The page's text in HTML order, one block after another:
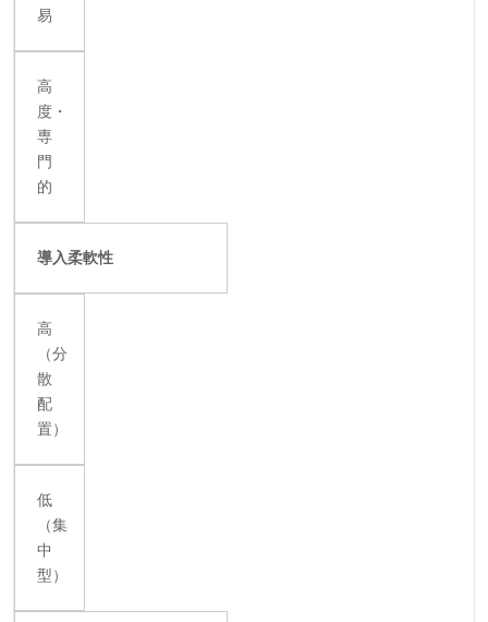
易
高
度・
専
門
的
導入柔軟性
高
（分
散
配
置）
低
（集
中
型）